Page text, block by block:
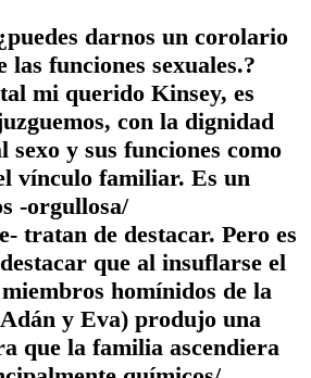
darnos un corolario
las funciones sexuales.?
mi querido Kinsey, es
con la dignidad
sexo y sus funciones como
vínculo familiar. Es un
-orgullosa/
tratan de destacar. Pero es
que al insuflarse el
homínidos de la
y Eva) produjo una
que la familia ascendiera